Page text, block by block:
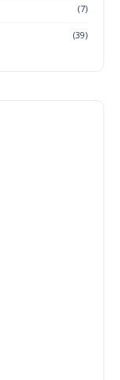
(7)
(39)